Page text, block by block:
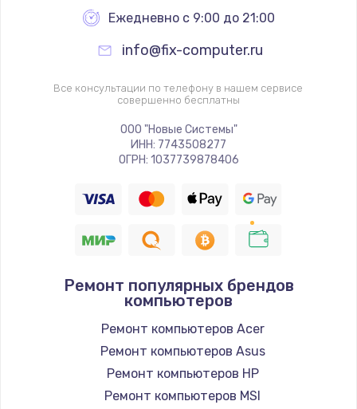
Ежедневно с 9:00 до 21:00
info@fix-computer.ru
Все консультации по телефону в нашем сервисе
совершенно бесплатны
ООО "Новые Системы"
ИНН: 7743508277
ОГРН: 1037739878406
Ремонт популярных брендов
компьютеров
Ремонт компьютеров Acer
Ремонт компьютеров Asus
Ремонт компьютеров HP
Ремонт компьютеров MSI